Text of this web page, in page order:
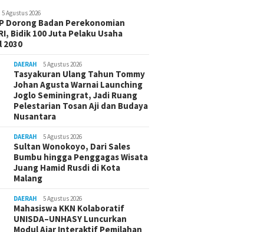
5 Agustus 2026
Dorong Badan Perekonomian
Bidik 100 Juta Pelaku Usaha
2030
DAERAH 5 Agustus 2026
Tasyakuran Ulang Tahun Tommy
Johan Agusta Warnai Launching
Joglo Seminingrat, Jadi Ruang
Pelestarian Tosan Aji dan Budaya
Nusantara
DAERAH 5 Agustus 2026
Sultan Wonokoyo, Dari Sales
Bumbu hingga Penggagas Wisata
Juang Hamid Rusdi di Kota
Malang
DAERAH 5 Agustus 2026
Mahasiswa KKN Kolaboratif
UNISDA–UNHASY Luncurkan
Modul Ajar Interaktif Pemilahan